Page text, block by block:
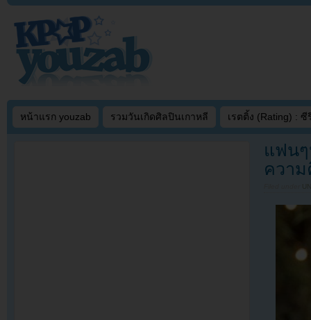
หน้าแรก youzab รวมวันเกิดศิลปินเกาหลี เรตติ้ง (Rating) : ซี
แฟนๆ
ควา